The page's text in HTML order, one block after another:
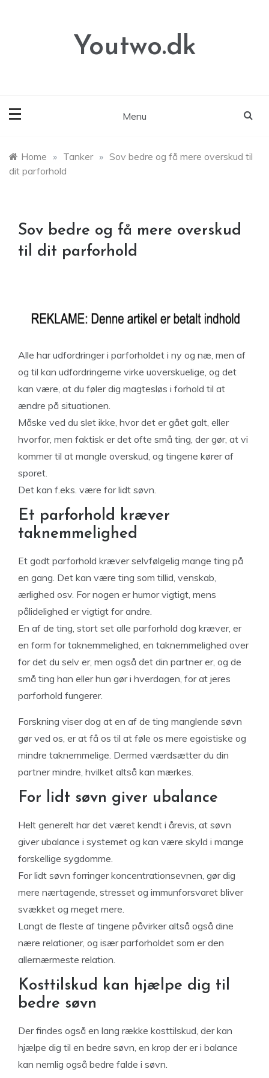
Youtwo.dk
Menu
Home » Tanker » Sov bedre og få mere overskud til
dit parforhold
Sov bedre og få mere overskud
til dit parforhold
Alle har udfordringer i parforholdet i ny og næ, men af
og til kan udfordringerne virke uoverskuelige, og det
kan være, at du føler dig magtesløs i forhold til at
ændre på situationen.
Måske ved du slet ikke, hvor det er gået galt, eller
hvorfor, men faktisk er det ofte små ting, der gør, at vi
kommer til at mangle overskud, og tingene kører af
sporet.
Det kan f.eks. være for lidt søvn.
Et parforhold kræver
taknemmelighed
Et godt parforhold kræver selvfølgelig mange ting på
en gang. Det kan være ting som tillid, venskab,
ærlighed osv. For nogen er humor vigtigt, mens
pålidelighed er vigtigt for andre.
En af de ting, stort set alle parforhold dog kræver, er
en form for taknemmelighed, en taknemmelighed over
for det du selv er, men også det din partner er, og de
små ting han eller hun gør i hverdagen, for at jeres
parforhold fungerer.
Forskning viser dog at en af de ting manglende søvn
gør ved os, er at få os til at føle os mere egoistiske og
mindre taknemmelige. Dermed værdsætter du din
partner mindre, hvilket altså kan mærkes.
For lidt søvn giver ubalance
Helt generelt har det været kendt i årevis, at søvn
giver ubalance i systemet og kan være skyld i mange
forskellige sygdomme.
For lidt søvn forringer koncentrationsevnen, gør dig
mere nærtagende, stresset og immunforsvaret bliver
svækket og meget mere.
Langt de fleste af tingene påvirker altså også dine
nære relationer, og især parforholdet som er den
allernærmeste relation.
Kosttilskud kan hjælpe dig til
bedre søvn
Der findes også en lang række kosttilskud, der kan
hjælpe dig til en bedre søvn, en krop der er i balance
kan nemlig også bedre falde i søvn.